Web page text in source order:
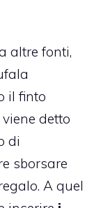
altre fonti,
il finto
detto
di
sborsare
A quel